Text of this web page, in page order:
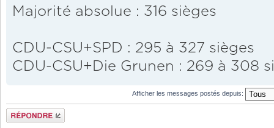
Majorité absolue : 316 sièges
CDU-CSU+SPD : 295 à 327 sièges
CDU-CSU+Die Grunen : 269 à 308
Afficher les messages postés depuis:
Répondre